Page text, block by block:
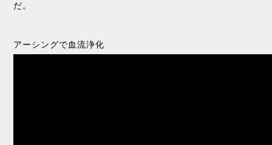
だ。
アーシングで血流浄化